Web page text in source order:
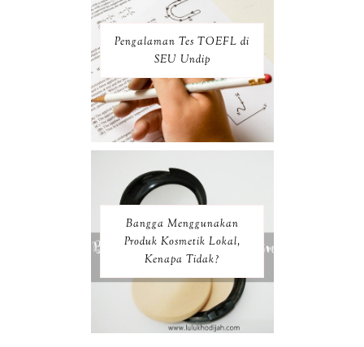
Pengalaman Tes TOEFL di
SEU Undip
Bangga Menggunakan
Produk Kosmetik Lokal,
Kenapa Tidak?